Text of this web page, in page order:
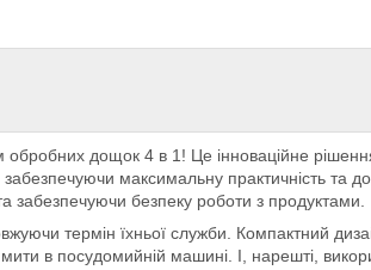
дощок 4 в 1! Це інноваційне
максимальну практичність та
забезпечуючи безпеку роботи з продуктами.
термін їхньої служби. Компактний
в посудомийній машині. І, нарешті,